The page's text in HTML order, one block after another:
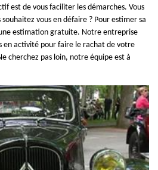
est de vous faciliter les démarches. Vous
souhaitez vous en défaire ? Pour estimer sa
estimation gratuite. Notre entreprise
en activité pour faire le rachat de votre
cherchez pas loin, notre équipe est à